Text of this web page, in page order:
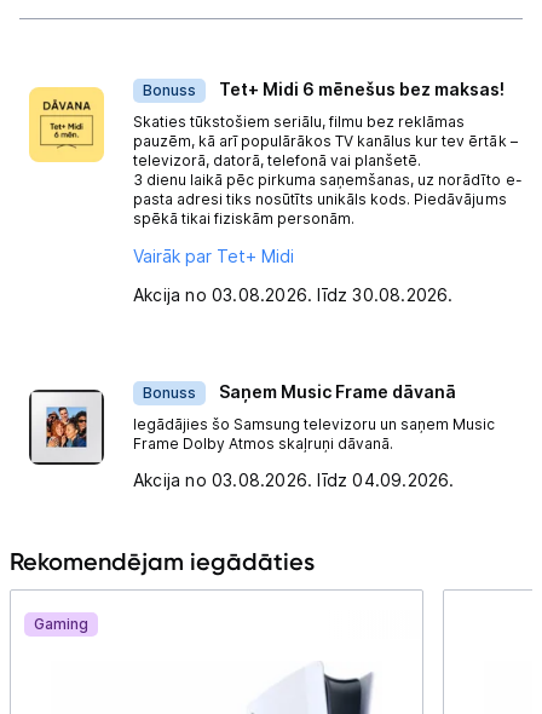
Bonuss Tet+ Midi 6 mēnešus bez maksas!
Skaties tūkstošiem seriālu, filmu bez reklāmas
pauzēm, kā arī populārākos TV kanālus kur tev ērtāk –
televizorā, datorā, telefonā vai planšetē.
3 dienu laikā pēc pirkuma saņemšanas, uz norādīto e-
pasta adresi tiks nosūtīts unikāls kods. Piedāvājums
spēkā tikai fiziskām personām.
Vairāk par Tet+ Midi
Akcija no 03.08.2026. līdz 30.08.2026.
Bonuss Saņem Music Frame dāvanā
Iegādājies šo Samsung televizoru un saņem Music
Frame Dolby Atmos skaļruņi dāvanā.
Akcija no 03.08.2026. līdz 04.09.2026.
Rekomendējam iegādāties
Gaming